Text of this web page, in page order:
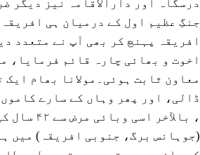
جنگِ عظیم اول کے درمیان ہی
افریقہ پہنچ کر بھی آپ نے متعدد
اخوت و بھائی چارہ قائم فرمایا،
معاون ثابت ہوئی۔مولانا بھام
ڈالی، اور پھر وہاں کے سارے
،
(جوہانس برگ، جنوبی افریقہ) میں